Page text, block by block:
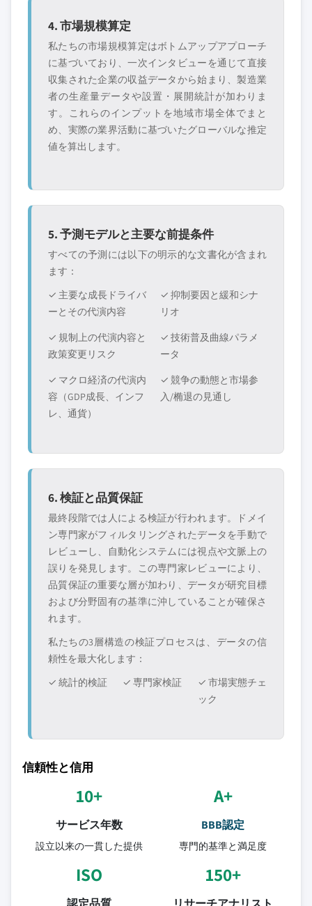
4. 市場規模算定
私たちの市場規模算定はボトムアップアプローチ
に基づいており、一次インタビューを通じて直接
収集された企業の収益データから始まり、製造業
者の生産量データや設置・展開統計が加わりま
す。これらのインプットを地域市場全体でまと
め、実際の業界活動に基づいたグローバルな推定
値を算出します。
5. 予測モデルと主要な前提条件
すべての予測には以下の明示的な文書化が含まれ
ます：
✓ 主要な成長ドライバ
ーとその代演内容
✓ 抑制要因と緩和シナ
リオ
✓ 規制上の代演内容と
政策変更リスク
✓ 技術普及曲線パラメ
ータ
✓ マクロ経済の代演内
容（GDP成長、インフ
レ、通貨）
✓ 競争の動態と市場参
入/椭退の見通し
6. 検証と品質保証
最終段階では人による検証が行われます。ドメイ
ン専門家がフィルタリングされたデータを手動で
レビューし、自動化システムには視点や文脈上の
誤りを発見します。この専門家レビューにより、
品質保証の重要な層が加わり、データが研究目標
および分野固有の基準に沖していることが確保さ
れます。
私たちの3層構造の検証プロセスは、データの信
頼性を最大化します：
✓ 統計的検証
✓ 専門家検証
✓ 市場実態チェ
ック
信頼性と信用
10+
サービス年数
設立以来の一貫した提供
A+
BBB認定
専門的基準と満足度
ISO 150+